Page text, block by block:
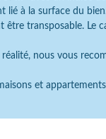
lié à la surface du
transposable. Le
nous vous
et